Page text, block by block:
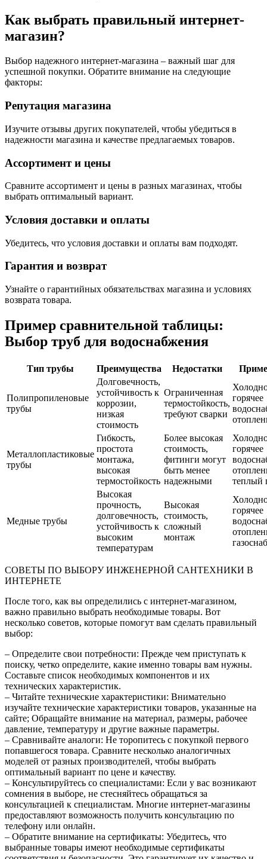
Как выбрать правильный интернет-
магазин?
Выбор надежного интернет-магазина – важный шаг для
успешной покупки. Обратите внимание на следующие
факторы:
Репутация магазина
Изучите отзывы других покупателей, чтобы убедиться в
надежности магазина и качестве предлагаемых товаров.
Ассортимент и цены
Сравните ассортимент и цены в разных магазинах, чтобы
выбрать оптимальный вариант.
Условия доставки и оплаты
Убедитесь, что условия доставки и оплаты вам подходят.
Гарантия и возврат
Узнайте о гарантийных обязательствах магазина и условиях
возврата товара.
Пример сравнительной таблицы:
Выбор труб для водоснабжения
Тип трубы Преимущества Недостатки
Полипропиленовые
трубы
Долговечность,
устойчивость к
коррозии,
низкая
стоимость
Ограниченная
термостойкость,
требуют сварки
горячее
Металлопластиковые
трубы
Гибкость,
простота
монтажа,
высокая
термостойкость
Более высокая
стоимость,
фитинги могут
быть менее
надежными
горячее
теплый
Медные трубы
Высокая
прочность,
долговечность,
устойчивость к
высоким
температурам
Высокая
стоимость,
сложный
монтаж
горячее
СОВЕТЫ ПО ВЫБОРУ ИНЖЕНЕРНОЙ САНТЕХНИКИ В
ИНТЕРНЕТЕ
После того, как вы определились с интернет-магазином,
важно правильно выбрать необходимые товары. Вот
несколько советов, которые помогут вам сделать правильный
выбор:
– Определите свои потребности: Прежде чем приступать к
поиску, четко определите, какие именно товары вам нужны.
Составьте список необходимых компонентов и их
технических характеристик.
– Читайте технические характеристики: Внимательно
изучайте технические характеристики товаров, указанные на
сайте; Обращайте внимание на материал, размеры, рабочее
давление, температуру и другие важные параметры.
– Сравнивайте аналоги: Не торопитесь с покупкой первого
попавшегося товара. Сравните несколько аналогичных
моделей от разных производителей, чтобы выбрать
оптимальный вариант по цене и качеству.
– Консультируйтесь со специалистами: Если у вас возникают
сомнения в выборе, не стесняйтесь обращаться за
консультацией к специалистам. Многие интернет-магазины
предоставляют возможность получить консультацию по
телефону или онлайн.
– Обратите внимание на сертификаты: Убедитесь, что
выбранные товары имеют необходимые сертификаты